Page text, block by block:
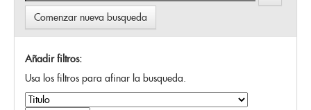
Comenzar nueva busqueda
Añadir filtros:
Usa los filtros para afinar la busqueda.